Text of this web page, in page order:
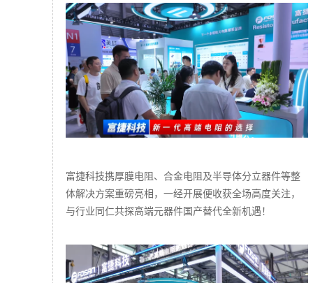
富捷科技携厚膜电阻、合金电阻及半导体分立器件等整
体解决方案重磅亮相，一经开展便收获全场高度关注，
与行业同仁共探高端元器件国产替代全新机遇！